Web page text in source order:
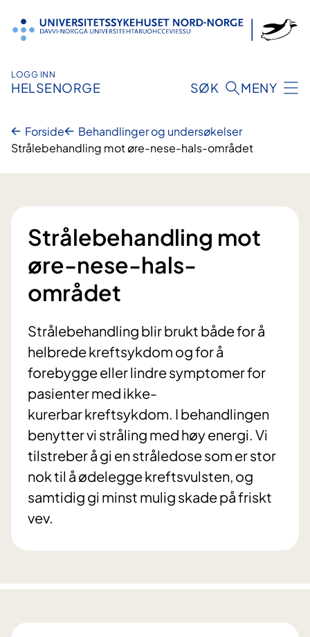
innhold
LOGG INN
HELSENORGE SØK MENY
Forside
Behandlinger og undersøkelser
Strålebehandling mot øre-nese-hals-området
Strålebehandling mot
øre-nese-hals-
området
Strålebehandling blir brukt både for å
helbrede kreftsykdom og for å
forebygge eller lindre symptomer for
pasienter med ikke-
kurerbar kreftsykdom. I behandlingen
benytter vi stråling med høy energi. Vi
tilstreber å gi en stråledose som er stor
nok til å ødelegge kreftsvulsten, og
samtidig gi minst mulig skade på friskt
vev.